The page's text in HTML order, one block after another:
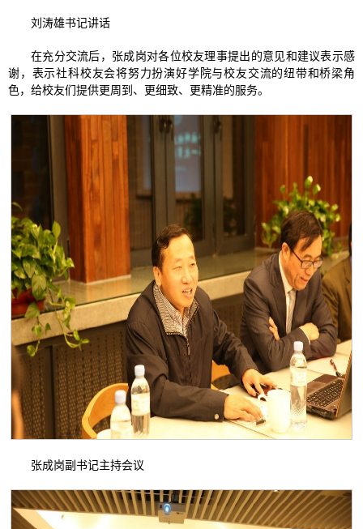
刘涛雄书记讲话
在充分交流后，张成岗对各位校友理事提出的意见和建议表示感
谢，表示社科校友会将努力扮演好学院与校友交流的纽带和桥梁角
色，给校友们提供更周到、更细致、更精准的服务。
张成岗副书记主持会议